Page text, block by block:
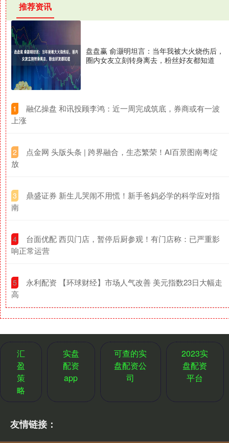
推荐资讯
盘盘赢 俞灏明坦言：当年我被大火烧伤后，
圈内女友立刻转身离去，粉丝好友都知道
1
​融亿操盘 和讯投顾李鸿：近一周完成筑底，券商或有一波
上涨
2
​点金网 头版头条 | 跨界融合，生态繁荣！AI百景图南粤绽
放
3
​鼎盛证券 新生儿哭闹不用慌！新手爸妈必学的科学应对指
南
4
​台面优配 西贝门店，暂停后厨参观！有门店称：已严重影
响正常运营
5
​永利配资 【环球财经】市场人气改善 美元指数23日大幅走
高
汇
盈
策
略
实盘
配资
app
可查的实
盘配资公
司
2023实
盘配资
平台
友情链接：